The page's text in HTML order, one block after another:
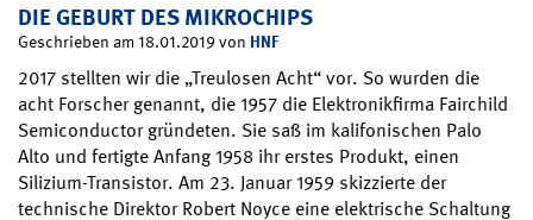
DIE GEBURT DES MIKROCHIPS
Geschrieben am 18.01.2019 von HNF
2017 stellten wir die „Treulosen Acht“ vor. So wurden die
acht Forscher genannt, die 1957 die Elektronikfirma Fairchild
Semiconductor gründeten. Sie saß im kalifonischen Palo
Alto und fertigte Anfang 1958 ihr erstes Produkt, einen
Silizium-Transistor. Am 23. Januar 1959 skizzierte der
technische Direktor Robert Noyce eine elektrische Schaltung